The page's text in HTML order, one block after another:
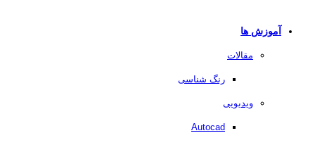
آموزش ها
مقالات
رنگ شناسی
ویدیویی
Autocad